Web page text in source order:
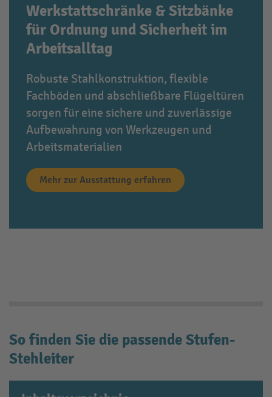
Werkstattschränke & Sitzbänke
für Ordnung und Sicherheit im
Arbeitsalltag
Robuste Stahlkonstruktion, flexible
Fachböden und abschließbare Flügeltüren
sorgen für eine sichere und zuverlässige
Aufbewahrung von Werkzeugen und
Arbeitsmaterialien
Mehr zur Ausstattung erfahren
So finden Sie die passende Stufen-
Stehleiter